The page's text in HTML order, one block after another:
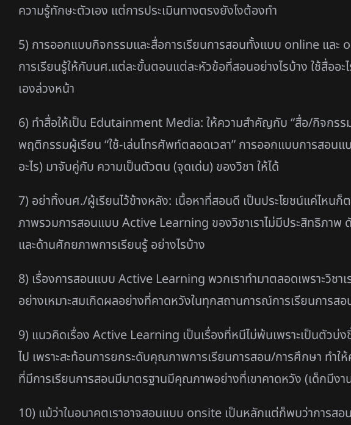
ความรู้ทักษะตัวเอง แต่การประเมินทางตรงยังไงต้องทำ
5) การออกแบบกิจกรรมและสื่อการเรียนการสอนทั้งแบบ online และ
การเรียนรู้ให้กับนศ.แต่ละขั้นตอนแต่ละหัวข้อที่สอนอย่างไรบ้าง ใช้สื่ออ
เองล่วงหน้า
6) ทำสื่อให้เป็น Edutainment Media: ให้ความสำคัญกับ “สื่อ/กิจกรร
พฤติกรรมผู้เรียน “ใช้-เล่นโทรศัพท์ตลอดเวลา” การออกแบบการสอน
อะไร) มาจับคู่กับ ความเป็นตัวตน (จุดเด่น) ของวิชา ให้ได้
7) อย่าทิ้งนศ./ผู้เรียนไว้ข้างหลัง: เนื้อหาที่สอนดี เป็นประโยชน์แค่ไหน
ภาพรวมการสอนแบบ Active Learning ของวิชาเราไม่มีประสิทธิภา
และด้านศักยภาพการเรียนรู้ อย่างไรบ้าง
8) เรื่องการสอนแบบ Active Learning พวกเราทำมาตลอดเพราะวิชาเ
อย่างเหมาะสมเกิดผลอย่างที่คาดหวังในทุกสถานการณ์การเรียนการ
9) แนวคิดเรื่อง Active Learning เป็นเรื่องที่หนีไม่พ้นเพราะเป็นตัว
ไป เพราะสะท้อนการยกระดับคุณภาพการเรียนการสอน/การศึกษา ทำใ
ที่มีการเรียนการสอนมีมาตรฐานมีคุณภาพอย่างที่เขาคาดหวัง (เด็กมี
10) แม้ว่าในอนาคตเราอาจสอนแบบ onsite เป็นหลักแต่ก็พบว่าการส